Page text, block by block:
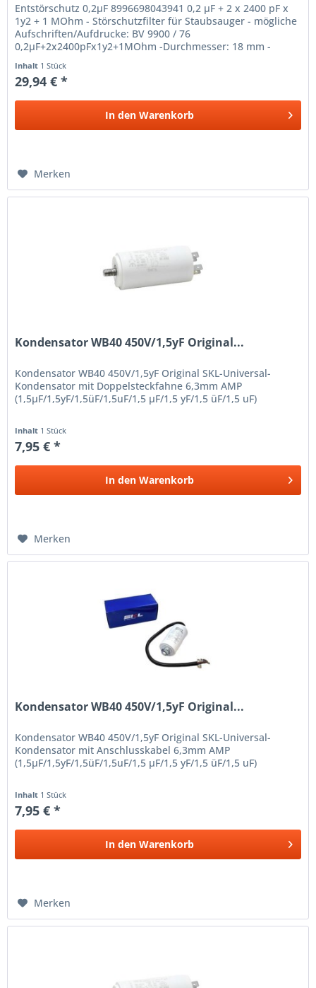
Entstörschutz 0,2µF 8996698043941 0,2 µF + 2 x 2400 pF x
1y2 + 1 MOhm - Störschutzfilter für Staubsauger - mögliche
Aufschriften/Aufdrucke: BV 9900 / 76
0,2µF+2x2400pFx1y2+1MOhm -Durchmesser: 18 mm -
Inhalt 1 Stück
29,94 € *
In den Warenkorb
Merken
Kondensator WB40 450V/1,5yF Original...
Kondensator WB40 450V/1,5yF Original SKL-Universal-
Kondensator mit Doppelsteckfahne 6,3mm AMP
(1,5µF/1,5yF/1,5üF/1,5uF/1,5 µF/1,5 yF/1,5 üF/1,5 uF)
Inhalt 1 Stück
7,95 € *
In den Warenkorb
Merken
Kondensator WB40 450V/1,5yF Original...
Kondensator WB40 450V/1,5yF Original SKL-Universal-
Kondensator mit Anschlusskabel 6,3mm AMP
(1,5µF/1,5yF/1,5üF/1,5uF/1,5 µF/1,5 yF/1,5 üF/1,5 uF)
Inhalt 1 Stück
7,95 € *
In den Warenkorb
Merken